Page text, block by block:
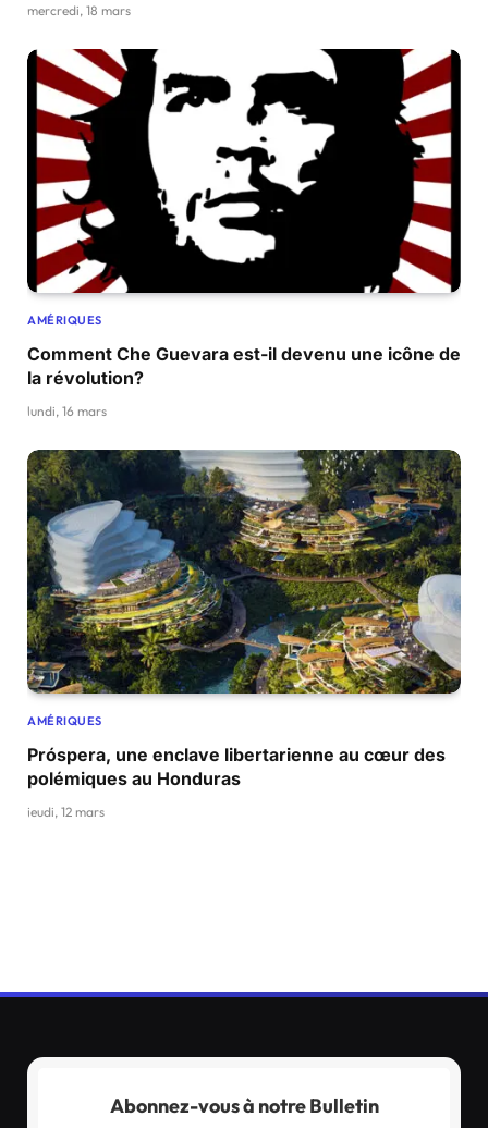
mercredi, 18 mars
AMÉRIQUES
Comment Che Guevara est-il devenu une icône de
la révolution?
lundi, 16 mars
AMÉRIQUES
Próspera, une enclave libertarienne au cœur des
polémiques au Honduras
jeudi, 12 mars
Abonnez-vous à notre Bulletin